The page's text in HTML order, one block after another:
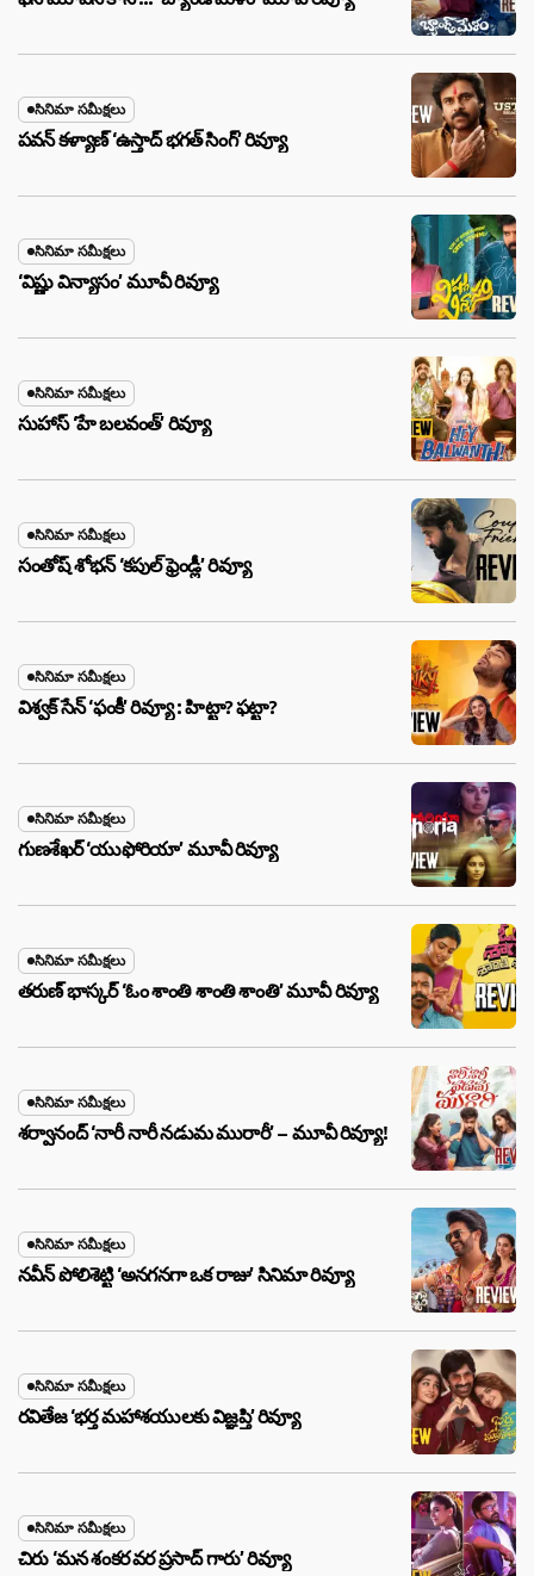
సినిమా సమీక్షలు
పవన్ కళ్యాణ్ ‘ఉస్తాద్ భ‌గ‌త్ సింగ్’ రివ్యూ
సినిమా సమీక్షలు
‘విష్ణు విన్యాసం’ మూవీ రివ్యూ
సినిమా సమీక్షలు
సుహాస్ ‘హే బలవంత్’ రివ్యూ
సినిమా సమీక్షలు
సంతోష్ శోభన్ ‘కపుల్ ఫ్రెండ్లీ’ రివ్యూ
సినిమా సమీక్షలు
విశ్వక్ సేన్ ‘ఫంకీ’ రివ్యూ : హిట్టా? ఫట్టా?
సినిమా సమీక్షలు
గుణశేఖర్ ‘యుఫోరియా’ మూవీ రివ్యూ
సినిమా సమీక్షలు
తరుణ్ భాస్కర్ ‘ఓం శాంతి శాంతి శాంతి’ మూవీ రివ్యూ
సినిమా సమీక్షలు
శర్వానంద్ ‘నారీ నారీ నడుమ మురారీ’ – మూవీ రివ్యూ!
సినిమా సమీక్షలు
నవీన్ పోలిశెట్టి ‘అనగనగా ఒక రాజు’ సినిమా రివ్యూ
సినిమా సమీక్షలు
రవితేజ ‘భర్త మహాశయులకు విజ్ఞప్తి’ రివ్యూ
సినిమా సమీక్షలు
చిరు ‘మ‌న శంక‌ర వ‌ర ప్ర‌సాద్ గారు’ రివ్యూ